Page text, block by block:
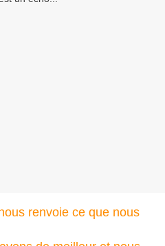
renvoie ce que nous